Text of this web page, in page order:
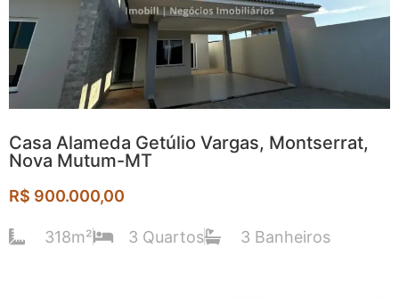
Casa Alameda Getúlio Vargas, Montserrat,
Nova Mutum-MT
R$ 900.000,00
318m² 3 Quartos 3 Banheiros